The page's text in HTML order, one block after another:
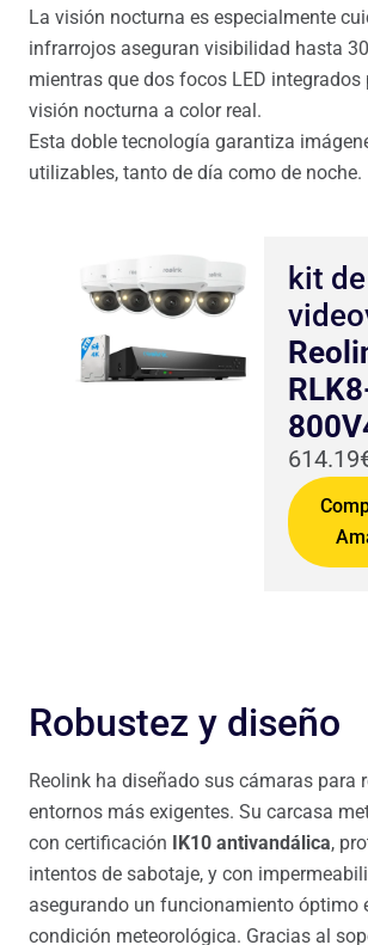
La visión nocturna es especialmente
infrarrojos aseguran visibilidad hasta
mientras que dos focos LED integrados
visión nocturna a color real.
Esta doble tecnología garantiza
utilizables, tanto de día como de noche.
kit de
Robustez y diseño
Reolink ha diseñado sus cámaras para
entornos más exigentes. Su carcasa
con certificación
IK10 antivandálica,
intentos de sabotaje, y con
asegurando un funcionamiento óptimo
condición meteorológica. Gracias al